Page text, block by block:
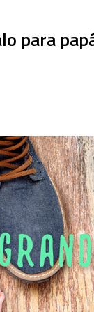
para